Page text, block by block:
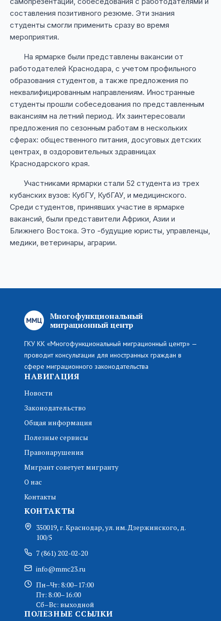
составления позитивного резюме. Эти знания
студенты смогли применить сразу во время
мероприятия.
На ярмарке были представлены вакансии от
работодателей Краснодара, с учетом профильного
образования студентов, а также предложения по
неквалифицированным направлениям. Иностранные
студенты прошли собеседования по представленным
вакансиям на летний период. Их заинтересовали
предложения по сезонным работам в нескольких
сферах: общественного питания, досуговых детских
центрах, в оздоровительных здравницах
Краснодарского края.
Участниками ярмарки стали 52 студента из трех
кубанских вузов: КубГУ, КубГАУ, и медицинского.
Среди студентов, принявших участие в ярмарке
вакансий, были представители Африки, Азии и
Ближнего Востока. Это -будущие юристы, управленцы,
медики, ветеринары, аграрии.
Многофункциональный
миграционный центр
ГКУ КК «Многофункциональный миграционный центр» —
проводит консультации для иностранных граждан в
сфере миграционного законодательства
НАВИГАЦИЯ
Новости
Законодательство
Общая информация
Полезные сервисы
Правонарушения
Мигрант советует мигранту
О нас
Контакты
КОНТАКТЫ
350019, г. Краснодар, ул. им. Дзержинского, д.
100/5
7 (861) 202-02-20
info@mmc23.ru
Пн–Чт: 8:00–17:00
Пт: 8:00–16:00
Сб–Вс: выходной
ПОЛЕЗНЫЕ ССЫЛКИ